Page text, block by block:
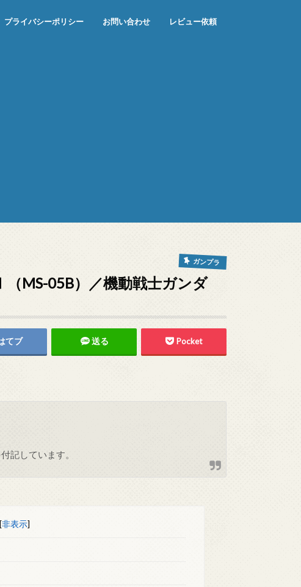
プライバシーポリシー お問い合わせ レビュー依頼
ガンプラ
MS-05B）／機動戦士ガンダ
てブ 送る Pocket
記しています。
[非表示]